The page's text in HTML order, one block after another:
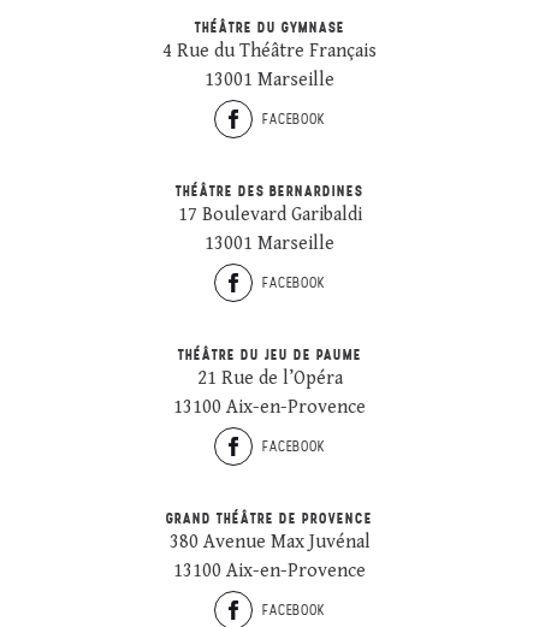
THÉÂTRE DU GYMNASE
4 Rue du Théâtre Français
13001 Marseille
FACEBOOK
THÉÂTRE DES BERNARDINES
17 Boulevard Garibaldi
13001 Marseille
FACEBOOK
THÉÂTRE DU JEU DE PAUME
21 Rue de l’Opéra
13100 Aix-en-Provence
FACEBOOK
GRAND THÉÂTRE DE PROVENCE
380 Avenue Max Juvénal
13100 Aix-en-Provence
FACEBOOK